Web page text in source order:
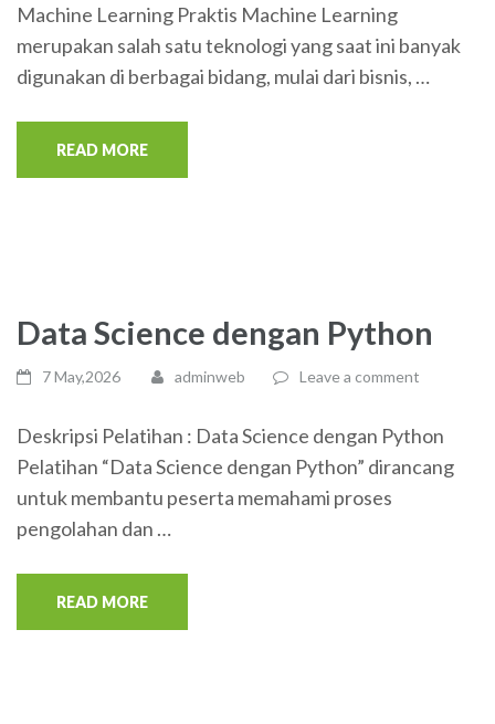
Machine Learning Praktis Machine Learning
merupakan salah satu teknologi yang saat ini banyak
digunakan di berbagai bidang, mulai dari bisnis, …
READ MORE
Data Science dengan Python
7 May,2026 adminweb Leave a comment
Deskripsi Pelatihan : Data Science dengan Python
Pelatihan “Data Science dengan Python” dirancang
untuk membantu peserta memahami proses
pengolahan dan …
READ MORE